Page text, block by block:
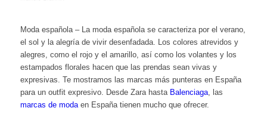
Moda española – La moda española se caracteriza por el verano,
el sol y la alegría de vivir desenfadada. Los colores atrevidos y
alegres, como el rojo y el amarillo, así como los volantes y los
estampados florales hacen que las prendas sean vivas y
expresivas. Te mostramos las marcas más punteras en España
para un outfit expresivo. Desde Zara hasta Balenciaga, las
marcas de modaen España tienen mucho que ofrecer.